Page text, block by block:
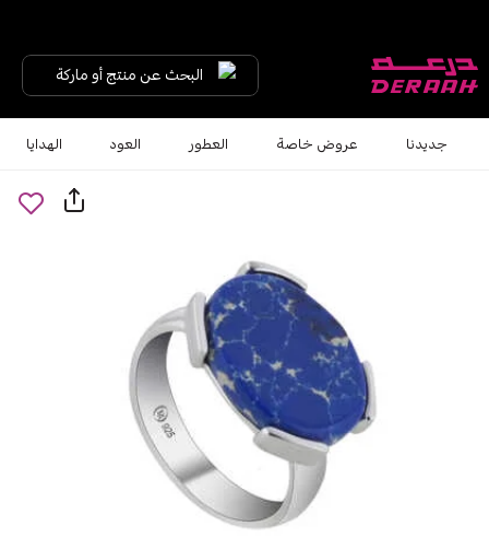
البحث عن منتج أو ماركة
جديدنا عروض خاصة العطور العود الهدايا